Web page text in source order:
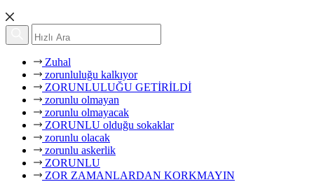
Zuhal
zorunluluğu kalkıyor
ZORUNLULUĞU GETİRİLDİ
zorunlu olmayan
zorunlu olmayacak
ZORUNLU olduğu sokaklar
zorunlu olacak
zorunlu askerlik
ZORUNLU
ZOR ZAMANLARDAN KORKMAYIN